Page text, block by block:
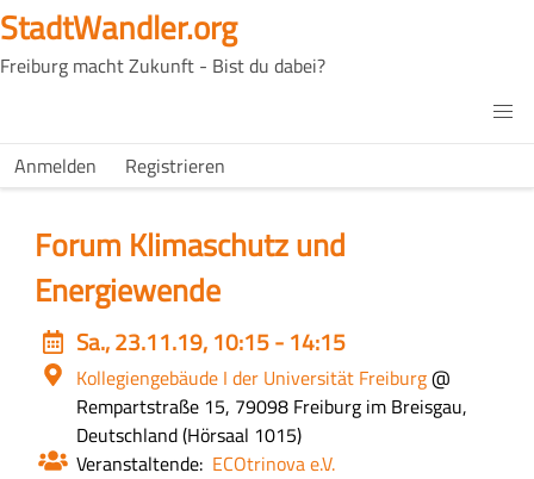
Direkt
zum
Inhalt
StadtWandler.org
Freiburg macht Zukunft - Bist du dabei?
Main
H4C
USER
Anmelden Registrieren
Forum Klimaschutz und
Energiewende
Event
date
Sa., 23.11.19, 10:15 - 14:15
Ort
Kollegiengebäude I der Universität Freiburg@
Rempartstraße 15, 79098 Freiburg im Breisgau,
Deutschland Zusätzliche
Infos
Hörsaal 1015
Veranstaltende ECOtrinova e.V.